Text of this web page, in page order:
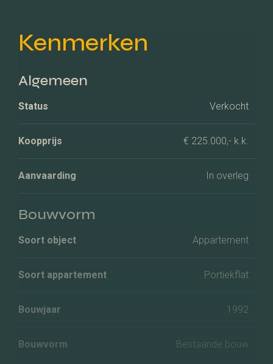
Kenmerken
Algemeen
Status Verkocht
Koopprijs € 225.000,- k.k.
Aanvaarding In overleg
Bouwvorm
Soort object Appartement
Soort appartement Portiekflat
Bouwjaar 1992
Bouwvorm Bestaande bouw